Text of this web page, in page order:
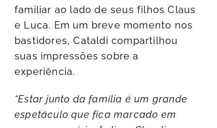
familiar ao lado de seus filhos Claus
e Luca. Em um breve momento nos
bastidores, Cataldi compartilhou
suas impressões sobre a
experiência.
“Estar junto da família é um grande
espetáculo que fica marcado em